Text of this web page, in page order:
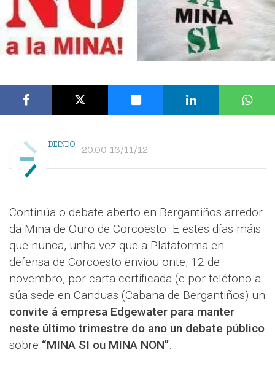
DEINDO 20:00 13/11/12
Continúa o debate aberto en Bergantiños arredor
da Mina de Ouro de Corcoesto. E estes días máis
que nunca, unha vez que a Plataforma en
defensa de Corcoesto enviou onte, 12 de
novembro, por carta certificada (e por teléfono a
súa sede en Canduas (Cabana de Bergantiños) un
convite á empresa Edgewater para manter
neste último trimestre do ano un debate público
sobre “MINA SI ou MINA NON”.